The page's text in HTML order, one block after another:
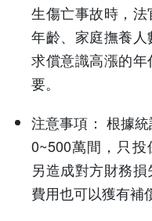
生傷亡事故時，法
年齡、家庭撫養
求償意識高漲的
要。
注意事項： 根據
0~500萬間，只
另造成對方財務
費用也可以獲有補